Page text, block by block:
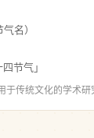
名）
节气」
传统文化的学术研